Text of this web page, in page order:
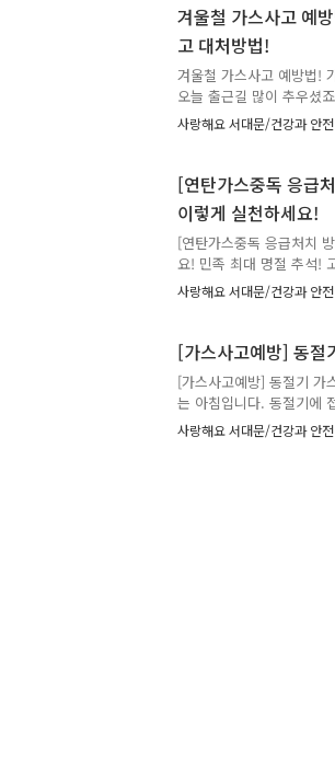
신경써야 할 부분, 바로
기와 함게 자세히 알아
전에는 창문을 열어 환기
불이 꺼질 수 있으니 자주
겨울철 가스사고 예
고 대처방법!
겨울철 가스사고 예방법!
오늘 출근길 많이 추우셨
지나고 곧 매서운 추위가
바로 '가스사고 예방법'
환기를 시킵시다! - 사용
자주 살펴 봅시다. - 비눗
수시로 점검합시다. ※ 방
식용류, 고무장갑 등 가연
사랑해요 서대문/건강과 안전
[연탄가스중독 응급
이렇게 실천하세요!
[연탄가스중독 응급처치
요! 민족 최대 명절 추석!
속에서 자칫 가스안전점
안전을 지키킬 수 있답니
밸브에서 가스가 새지 않
장시간 집을 비울 경우 점
스는 메임밸브를, LP가스
우선 창문 등을 열어 실내
난다면 즉시 ..
사랑해요 서대문/건강과 안전
[가스사고예방] 동절
[가스사고예방] 동절기 가
는 아침입니다. 동절기에
스사고가 아닐까 합니다.
사고 발생 시엔 매우 큰
사랑해요 서대문/건강과 안전